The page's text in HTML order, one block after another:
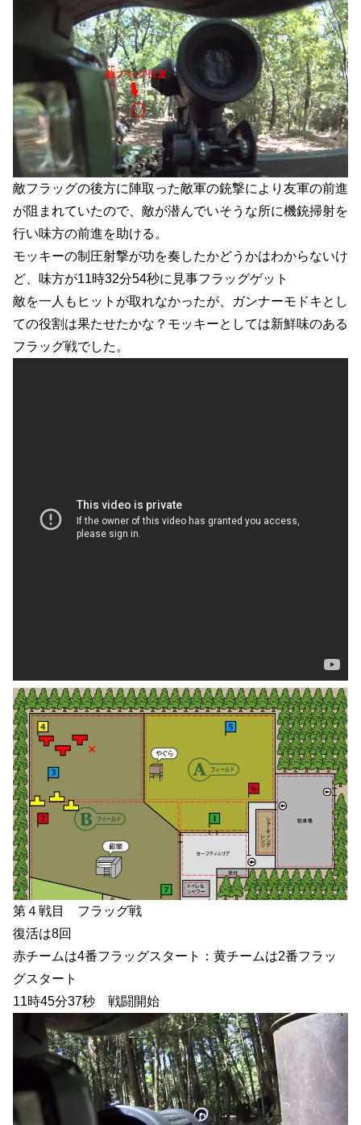
敵フラッグの後方に陣取った敵軍の銃撃により友軍の前進
が阻まれていたので、敵が潜んでいそうな所に機銃掃射を
行い味方の前進を助ける。
モッキーの制圧射撃が功を奏したかどうかはわからないけ
ど、味方が11時32分54秒に見事フラッグゲット
敵を一人もヒットが取れなかったが、ガンナーモドキとし
ての役割は果たせたかな？モッキーとしては新鮮味のある
フラッグ戦でした。
第４戦目 フラッグ戦
復活は8回
赤チームは4番フラッグスタート：黄チームは2番フラッ
グスタート
11時45分37秒 戦闘開始